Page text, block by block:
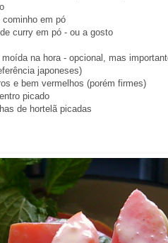
cominho em pó
curry em pó - ou a gosto
na hora - opcional, mas
japoneses)
e bem vermelhos (porém firmes)
picado
de hortelã picadas